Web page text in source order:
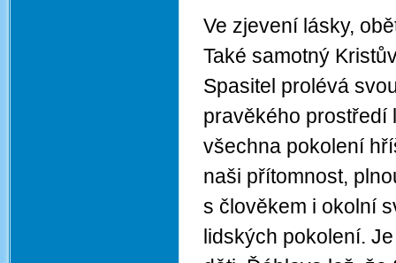
Ve zjevení lásky,
Také samotný
Spasitel prolévá
pravěkého prostředí
všechna pokolení
naši přítomnost,
s člověkem i okolní
lidských pokolení.